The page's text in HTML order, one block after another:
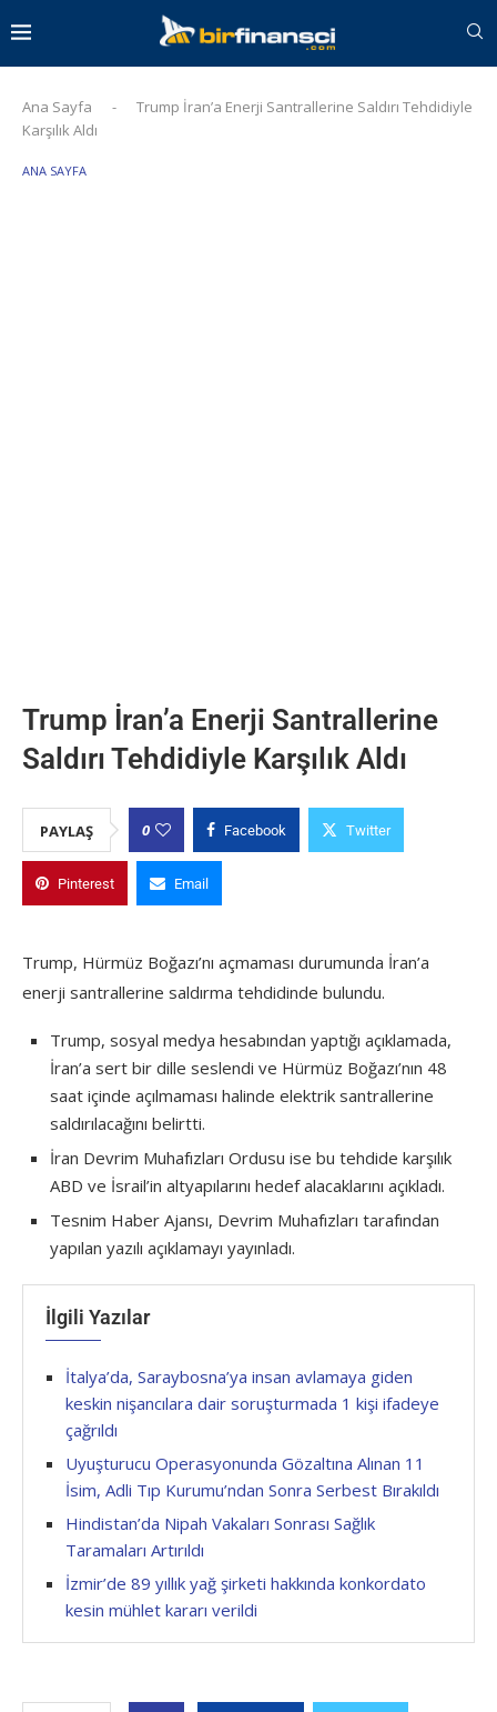
Ana Sayfa -
Trump İran’a Enerji Santrallerine Saldırı Tehdidiyle
Karşılık Aldı
ANA SAYFA
Trump İran’a Enerji Santrallerine
Saldırı Tehdidiyle Karşılık Aldı
PAYLAŞ 0 Facebook Twitter
Pinterest Email
Trump, Hürmüz Boğazı’nı açmaması durumunda İran’a
enerji santrallerine saldırma tehdidinde bulundu.
Trump, sosyal medya hesabından yaptığı açıklamada,
İran’a sert bir dille seslendi ve Hürmüz Boğazı’nın 48
saat içinde açılmaması halinde elektrik santrallerine
saldırılacağını belirtti.
İran Devrim Muhafızları Ordusu ise bu tehdide karşılık
ABD ve İsrail’in altyapılarını hedef alacaklarını açıkladı.
Tesnim Haber Ajansı, Devrim Muhafızları tarafından
yapılan yazılı açıklamayı yayınladı.
İlgili Yazılar
İtalya’da, Saraybosna’ya insan avlamaya giden
keskin nişancılara dair soruşturmada 1 kişi ifadeye
çağrıldı
Uyuşturucu Operasyonunda Gözaltına Alınan 11
İsim, Adli Tıp Kurumu’ndan Sonra Serbest Bırakıldı
Hindistan’da Nipah Vakaları Sonrası Sağlık
Taramaları Artırıldı
İzmir’de 89 yıllık yağ şirketi hakkında konkordato
kesin mühlet kararı verildi